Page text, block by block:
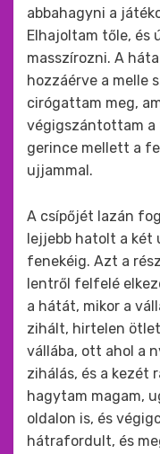
abbahagyni a
Elhajoltam tőle, és
masszírozni. A
hozzáérve a melle
cirógattam meg,
végigszántottam a
gerince mellett a
ujjammal.
A csípőjét lazán
lejjebb hatolt a két
fenekéig. Azt a
lentről felfelé
a hátát, mikor a
zihált, hirtelen
vállába, ott ahol a
zihálás, és a kezét
hagytam magam,
oldalon is, és
hátrafordult, és